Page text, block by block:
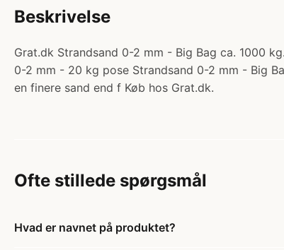
Beskrivelse
Grat.dk Strandsand 0-2 mm - Big Bag ca. 1000
0-2 mm - 20 kg pose Strandsand 0-2 mm - Big
en finere sand end f Køb hos Grat.dk.
Ofte stillede spørgsmål
Hvad er navnet på produktet?